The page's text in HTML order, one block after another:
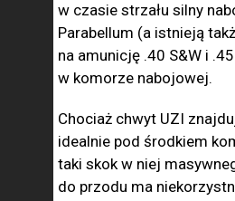
w czasie strzału silny
Parabellum (a istnieją
na amunicję .40 S&W i
w komorze nabojowej.
Chociaż chwyt UZI
idealnie pod środkiem
taki skok w niej
do przodu ma